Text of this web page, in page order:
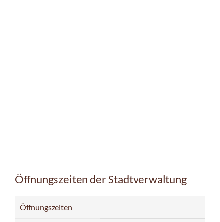
Öffnungszeiten der Stadtverwaltung
Öffnungszeiten